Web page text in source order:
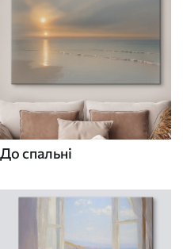
До спальні